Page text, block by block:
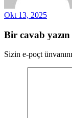
Okt 13, 2025
Bir cavab yazın
Sizin e-poçt